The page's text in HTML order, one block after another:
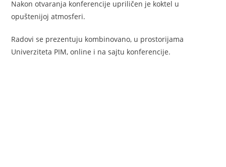
Nakon otvaranja konferencije upriličen je koktel u
opuštenijoj atmosferi.
Radovi se prezentuju kombinovano, u prostorijama
Univerziteta PIM, online i na sajtu konferencije.